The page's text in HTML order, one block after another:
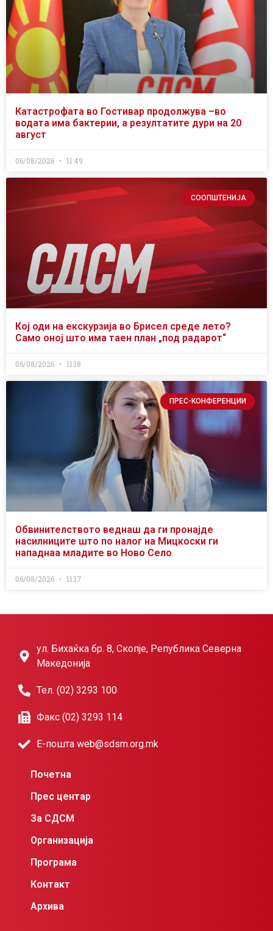
Катастрофата во Гостивар продолжува –во
водата има бактерии, а резултатите дури на 20
август
06/08/2026 11:49
СООПШТЕНИЈА
Кој оди на екскурзија во Брисел среде лето?
Само оној што има таен план „под радарот“
06/08/2026 11:18
ПРЕС-КОНФЕРЕНЦИИ
Обвинителството веднаш да ги пронајде
насилниците што по налог на Мицкоски ги
нападнаа младите во Ново Село
06/08/2026 11:17
ул. Бихаќка бр. 8, Скопје, Република Северна
Македонија
Тел. (02) 3293 100
Факс (02) 3293 114
Е-пошта web@sdsm.org.mk
Почетна
Прес центар
За СДСМ
Организација
Програма
Контакт
Архива